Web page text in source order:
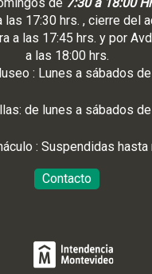
17:30 hrs. , cierre del
a las 17:45 hrs. y por
a las 18:00 hrs.
: Lunes a sábados
de lunes a sábados
: Suspendidas hasta
Contacto